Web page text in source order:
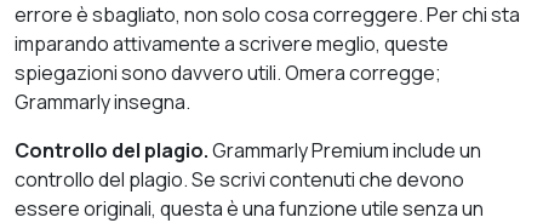
errore è sbagliato, non solo cosa correggere. Per chi sta
imparando attivamente a scrivere meglio, queste
spiegazioni sono davvero utili. Omera corregge;
Grammarly insegna.
Controllo del plagio.Grammarly Premium include un
controllo del plagio. Se scrivi contenuti che devono
essere originali, questa è una funzione utile senza un